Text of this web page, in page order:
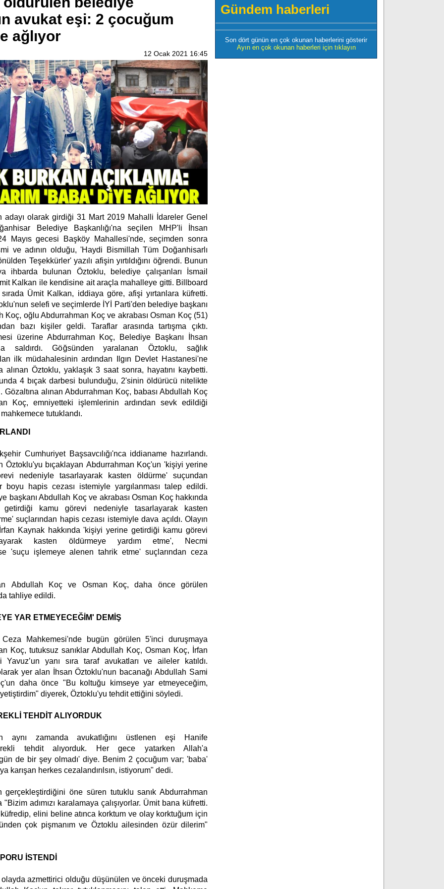
avukat eşi: 2 çocuğum
ağlıyor
12 Ocak 2021 16:45
adayı olarak girdiği 31 Mart 2019 Mahalli İdareler Genel
Belediye Başkanlığı'na seçilen MHP'li İhsan
Mayıs gecesi Başköy Mahallesi'nde, seçimden sonra
ve adının olduğu, 'Haydi Bismillah Tüm Doğanhisarlı
Teşekkürler' yazılı afişin yırtıldığını öğrendi. Bunun
ihbarda bulunan Öztoklu, belediye çalışanları İsmail
Kalkan ile kendisine ait araçla mahalleye gitti. Billboard
Ümit Kalkan, iddiaya göre, afişi yırtanlara küfretti.
selefi ve seçimlerde İYİ Parti'den belediye başkanı
Koç, oğlu Abdurrahman Koç ve akrabası Osman Koç (51)
bazı kişiler geldi. Taraflar arasında tartışma çıktı.
üzerine Abdurrahman Koç, Belediye Başkanı İhsan
saldırdı. Göğsünden yaralanan Öztoklu, sağlık
ilk müdahalesinin ardından Ilgın Devlet Hastanesi'ne
alınan Öztoklu, yaklaşık 3 saat sonra, hayatını kaybetti.
4 bıçak darbesi bulunduğu, 2'sinin öldürücü nitelikte
alınan Abdurrahman Koç, babası Abdullah Koç
Koç, emniyetteki işlemlerinin ardından sevk edildiği
mahkemece tutuklandı.
Cumhuriyet Başsavcılığı'nca iddianame hazırlandı.
Öztoklu'yu bıçaklayan Abdurrahman Koç'un 'kişiyi yerine
nedeniyle tasarlayarak kasten öldürme' suçundan
boyu hapis cezası istemiyle yargılanması talep edildi.
başkanı Abdullah Koç ve akrabası Osman Koç hakkında
kamu görevi nedeniyle tasarlayarak kasten
suçlarından hapis cezası istemiyle dava açıldı. Olayın
Kaynak hakkında 'kişiyi yerine getirdiği kamu görevi
kasten öldürmeye yardım etme', Necmi
'suçu işlemeye alenen tahrik etme' suçlarından ceza
Abdullah Koç ve Osman Koç, daha önce görülen
tahliye edildi.
YAR ETMEYECEĞİM' DEMİŞ
Mahkemesi'nde bugün görülen 5'inci duruşmaya
Koç, tutuksuz sanıklar Abdullah Koç, Osman Koç, İrfan
yanı sıra taraf avukatları ve aileler katıldı.
yer alan İhsan Öztoklu'nun bacanağı Abdullah Sami
daha önce "Bu koltuğu kimseye yar etmeyeceğim,
diyerek, Öztoklu'yu tehdit ettiğini söyledi.
TEHDİT ALIYORDUK
aynı zamanda avukatlığını üstlenen eşi Hanife
tehdit alıyorduk. Her gece yatarken Allah'a
de bir şey olmadı' diye. Benim 2 çocuğum var; 'baba'
karışan herkes cezalandırılsın, istiyorum" dedi.
gerçekleştirdiğini öne süren tutuklu sanık Abdurrahman
adımızı karalamaya çalışıyorlar. Ümit bana küfretti.
elini beline atınca korktum ve olay korktuğum için
çok pişmanım ve Öztoklu ailesinden özür dilerim"
İSTENDİ
olayda azmettirici olduğu düşünülen ve önceki duruşmada
Gündem haberleri
Son dört günün en çok okunan haberlerini gösterir
Ayın en çok okunan haberleri için tıklayın